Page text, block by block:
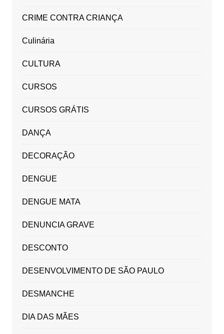
CRIME CONTRA CRIANÇA
Culinária
CULTURA
CURSOS
CURSOS GRÁTIS
DANÇA
DECORAÇÃO
DENGUE
DENGUE MATA
DENUNCIA GRAVE
DESCONTO
DESENVOLVIMENTO DE SÃO PAULO
DESMANCHE
DIA DAS MÃES